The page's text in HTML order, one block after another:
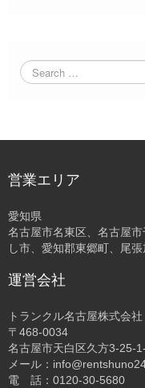
営業エリア
愛知県
名古屋市名東区、名古屋
し市、愛知郡東郷町、尾
運営会社
トランクル名古屋株式会社
〒468-0034
名古屋市天白区久方3-25-
メール：
電 話：0120-30-5680